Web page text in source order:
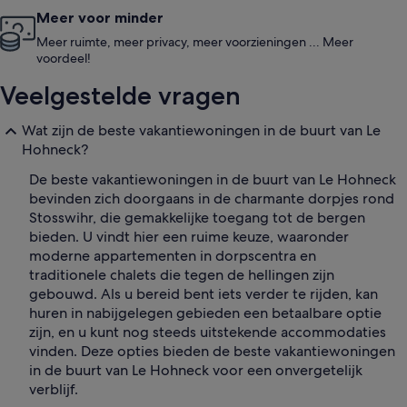
Meer voor minder
Meer ruimte, meer privacy, meer voorzieningen ... Meer
voordeel!
Veelgestelde vragen
Wat zijn de beste vakantiewoningen in de buurt van Le
Hohneck?
De beste vakantiewoningen in de buurt van Le Hohneck
bevinden zich doorgaans in de charmante dorpjes rond
Stosswihr, die gemakkelijke toegang tot de bergen
bieden. U vindt hier een ruime keuze, waaronder
moderne appartementen in dorpscentra en
traditionele chalets die tegen de hellingen zijn
gebouwd. Als u bereid bent iets verder te rijden, kan
huren in nabijgelegen gebieden een betaalbare optie
zijn, en u kunt nog steeds uitstekende accommodaties
vinden. Deze opties bieden de beste vakantiewoningen
in de buurt van Le Hohneck voor een onvergetelijk
verblijf.